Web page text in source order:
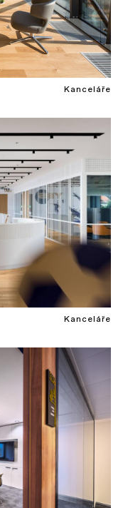
Kanceláře
Kanceláře